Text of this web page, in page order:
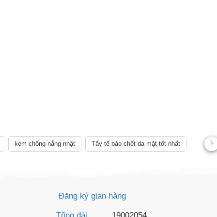
kem chống nắng nhật Tẩy tế bào chết da mặt tốt nhất
Đăng ký gian hàng